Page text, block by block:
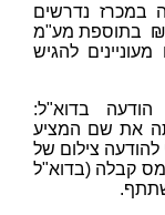
במכרז נדרשים
לרכוש את מסמכי המכרז בסך 1,500 ₪ בתוספת מע"מ
הם מעוניינים להגיש
בדוא"ל:
את שם המציע
להודעה צילום של
מס קבלה (בדוא"ל